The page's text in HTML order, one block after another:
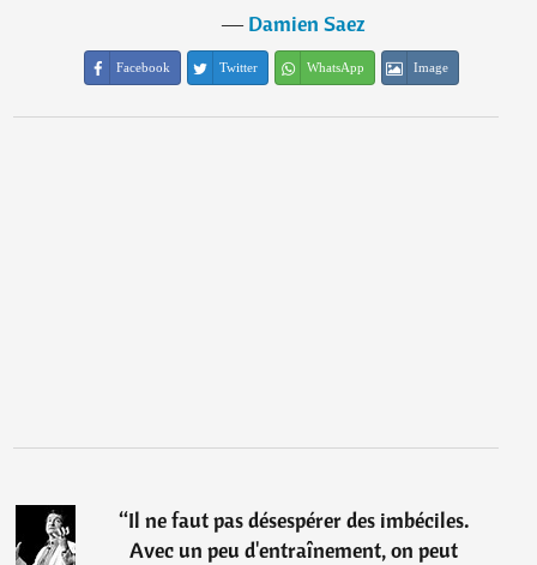
―Damien Saez
Facebook Twitter WhatsApp Image
“Il ne faut pas désespérer des imbéciles.
Avec un peu d'entraînement, on peut